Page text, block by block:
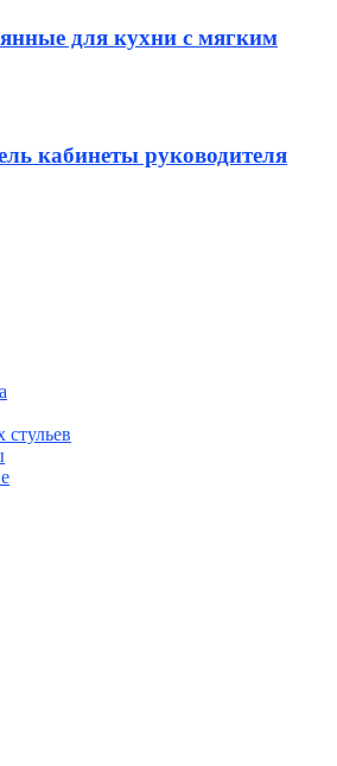
для кухни с мягким
кабинеты руководителя